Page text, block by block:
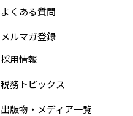
よくある質問
メルマガ登録
採用情報
税務トピックス
出版物・メディア一覧